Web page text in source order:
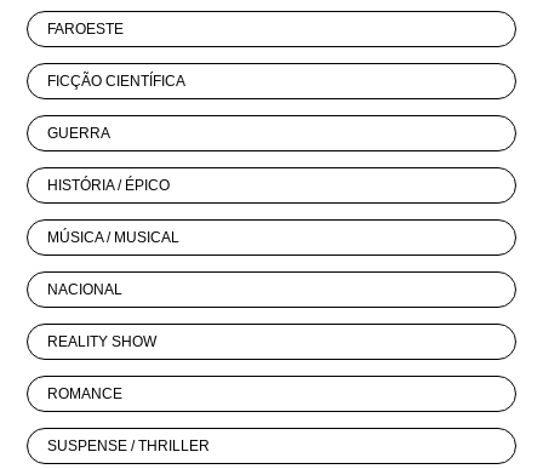
FAROESTE
FICÇÃO CIENTÍFICA
GUERRA
HISTÓRIA / ÉPICO
MÚSICA / MUSICAL
NACIONAL
REALITY SHOW
ROMANCE
SUSPENSE / THRILLER